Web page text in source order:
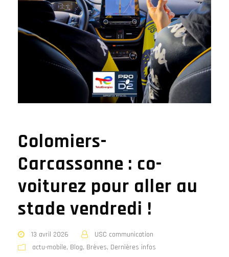
Colomiers-
Carcassonne : co-
voiturez pour aller au
stade vendredi !
13 avril 2026
USC communication
actu-mobile, Blog, Brèves, Dernières infos